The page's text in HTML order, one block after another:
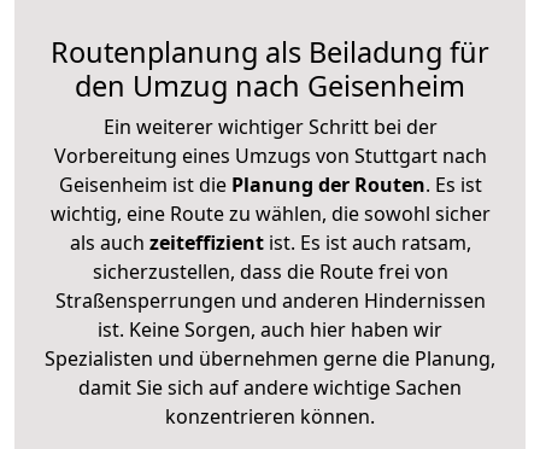
Routenplanung als Beiladung für
den Umzug nach Geisenheim
Ein weiterer wichtiger Schritt bei der
Vorbereitung eines Umzugs von Stuttgart nach
Geisenheim ist diePlanung der Routen. Es ist
wichtig, eine Route zu wählen, die sowohl sicher
als auch zeiteffizientist. Es ist auch ratsam,
sicherzustellen, dass die Route frei von
Straßensperrungen und anderen Hindernissen
ist. Keine Sorgen, auch hier haben wir
Spezialisten und übernehmen gerne die Planung,
damit Sie sich auf andere wichtige Sachen
konzentrieren können.